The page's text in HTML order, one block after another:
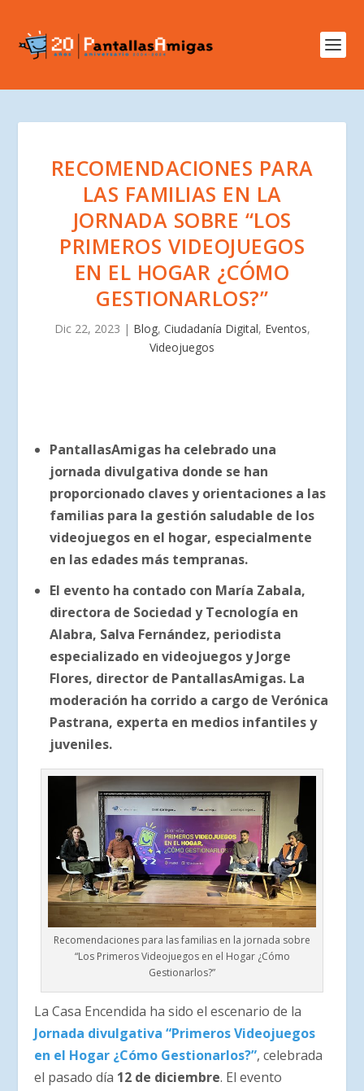
RECOMENDACIONES PARA
LAS FAMILIAS EN LA
JORNADA SOBRE “LOS
PRIMEROS VIDEOJUEGOS
EN EL HOGAR ¿CÓMO
GESTIONARLOS?”
Dic 22, 2023 | Blog, Ciudadanía Digital, Eventos,
Videojuegos
PantallasAmigas ha celebrado una
jornada divulgativa donde se han
proporcionado claves y orientaciones a las
familias para la gestión saludable de los
videojuegos en el hogar, especialmente
en las edades más tempranas.
El evento ha contado con María Zabala,
directora de Sociedad y Tecnología en
Alabra, Salva Fernández, periodista
especializado en videojuegos y Jorge
Flores, director de PantallasAmigas. La
moderación ha corrido a cargo de Verónica
Pastrana, experta en medios infantiles y
juveniles.
Recomendaciones para las familias en la jornada sobre
“Los Primeros Videojuegos en el Hogar ¿Cómo
Gestionarlos?”
La Casa Encendida ha sido el escenario de la
Jornada divulgativa “Primeros Videojuegos
en el Hogar ¿Cómo Gestionarlos?”, celebrada
el pasado día 12 de diciembre. El evento